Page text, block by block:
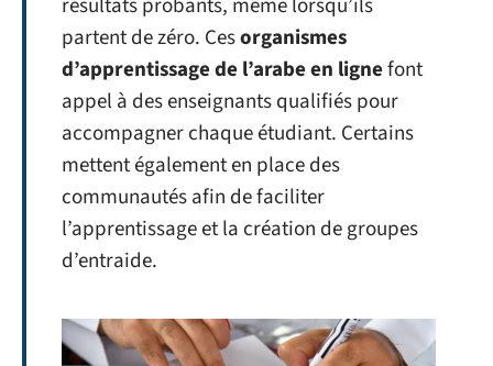
résultats probants, même lorsqu’ils
partent de zéro. Cesorganismes
d’apprentissage de l’arabeen lignefont
appel à des enseignants qualifiés pour
accompagner chaque étudiant. Certains
mettent également en place des
communautés afin de faciliter
l’apprentissage et la création de groupes
d’entraide.